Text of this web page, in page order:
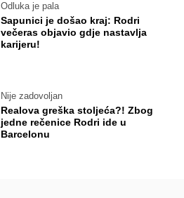
Odluka je pala
Sapunici je došao kraj: Rodri
večeras objavio gdje nastavlja
karijeru!
Nije zadovoljan
Realova greška stoljeća?! Zbog
jedne rečenice Rodri ide u
Barcelonu